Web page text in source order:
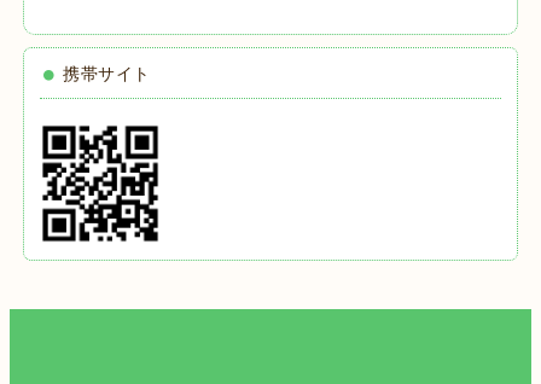
携帯サイト